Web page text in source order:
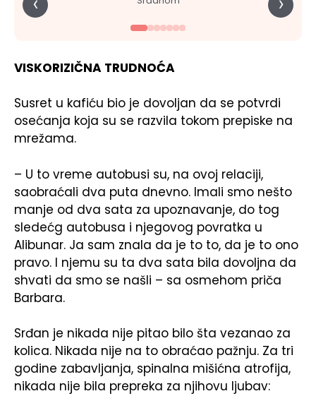
VISKORIZIČNA TRUDNOĆA
Susret u kafiću bio je dovoljan da se potvrdi
osećanja koja su se razvila tokom prepiske na
mrežama.
– U to vreme autobusi su, na ovoj relaciji,
saobraćali dva puta dnevno. Imali smo nešto
manje od dva sata za upoznavanje, do tog
sledećg autobusa i njegovog povratka u
Alibunar. Ja sam znala da je to to, da je to ono
pravo. I njemu su ta dva sata bila dovoljna da
shvati da smo se našli – sa osmehom priča
Barbara.
Srđan je nikada nije pitao bilo šta vezanao za
kolica. Nikada nije na to obraćao pažnju. Za tri
godine zabavljanja, spinalna mišićna atrofija,
nikada nije bila prepreka za njihovu ljubav: